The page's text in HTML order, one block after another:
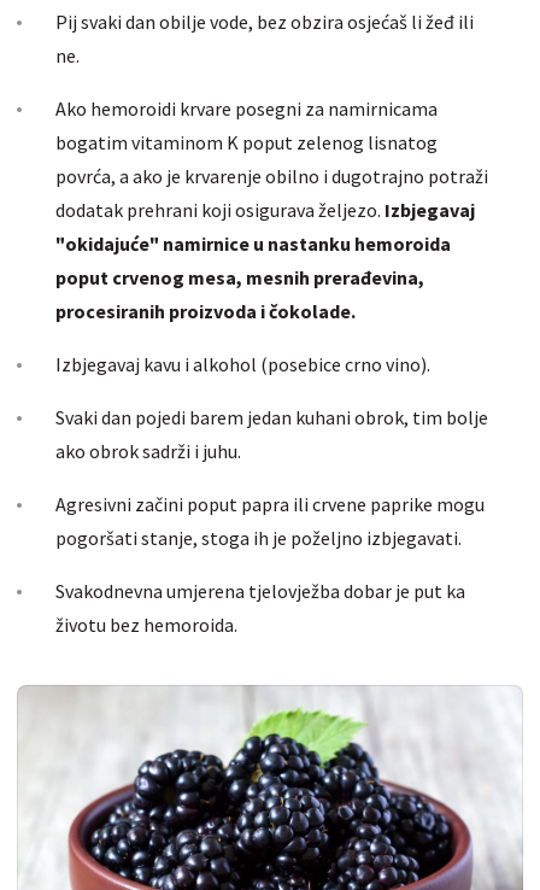
Pij svaki dan obilje vode, bez obzira osjećaš li žeđ ili
ne.
Ako hemoroidi krvare posegni za namirnicama
bogatim vitaminom K poput zelenog lisnatog
povrća, a ako je krvarenje obilno i dugotrajno potraži
dodatak prehrani koji osigurava željezo. Izbjegavaj
"okidajuće" namirnice u nastanku hemoroida
poput crvenog mesa, mesnih prerađevina,
procesiranih proizvoda i čokolade.
Izbjegavaj kavu i alkohol (posebice crno vino).
Svaki dan pojedi barem jedan kuhani obrok, tim bolje
ako obrok sadrži i juhu.
Agresivni začini poput papra ili crvene paprike mogu
pogoršati stanje, stoga ih je poželjno izbjegavati.
Svakodnevna umjerena tjelovježba dobar je put ka
životu bez hemoroida.